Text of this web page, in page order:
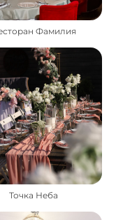
Фамилия
Точка Неба